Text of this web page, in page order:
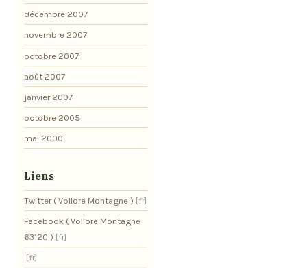
décembre 2007
novembre 2007
octobre 2007
août 2007
janvier 2007
octobre 2005
mai 2000
Liens
Twitter ( Vollore Montagne )
Facebook ( Vollore Montagne
63120 )